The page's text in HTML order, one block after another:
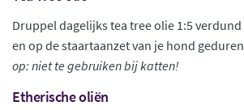
Druppel dagelijks tea tree olie 1:5
en op de staartaanzet van je hond
op: niet te gebruiken bij katten!
Etherische oliën